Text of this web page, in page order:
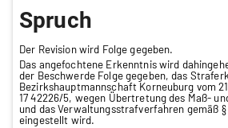
Spruch
Der Revision wird Folge gegeben.
Das angefochtene Erkenntnis wird
der Beschwerde Folge gegeben, das
Bezirkshauptmannschaft Korneuburg vom
17 42226/5, wegen Übertretung des Maß-
und das Verwaltungsstrafverfahren gemäß §
eingestellt wird.